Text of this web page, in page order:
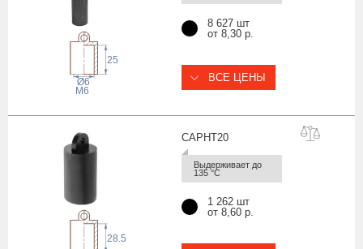
25
Ø6
M6
8 627 шт
от 8,30 р.
ВСЕ ЦЕНЫ
CAPHT20
Выдерживает до
135 °С
28.5
1 262 шт
от 8,60 р.